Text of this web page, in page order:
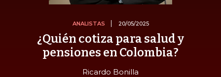
ANALISTAS 20/05/2025
¿Quién cotiza para salud y
pensiones en Colombia?
Ricardo Bonilla